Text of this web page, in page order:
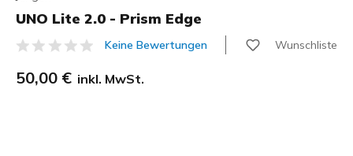
UNO Lite 2.0 - Prism Edge
5 von 5 Kundenbewertungen
Keine Bewertungen Wunschliste
50,00 € inkl. MwSt.